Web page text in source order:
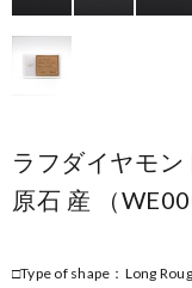
ラフダイヤモ
原石 産 （
□Type of shape：Long